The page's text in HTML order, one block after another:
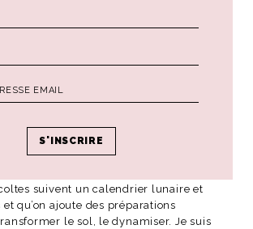
la biodynamie. A ces grands principes,
non scientifique, parfois
suivent un calendrier lunaire et
qu’on ajoute des préparations
le sol, le dynamiser. Je suis